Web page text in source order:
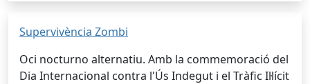
Supervivència Zombi
Oci nocturno alternatiu. Amb la commemoració del
Dia Internacional contra l'Ús Indegut i el Tràfic Il·lícit